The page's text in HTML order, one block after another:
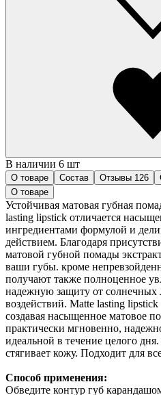
В наличии 6 шт
О товаре Состав Отзывы 126
О товаре
Устойчивая матовая губная
lasting lipstick отличается
ингредиентами формулой и
действием. Благодаря
матовой губной помады
ваши губы. кроме
получают также полноценное
надежную защиту от солнечных
воздействий. Matte lasting
создавая насыщенное матовое
практически мгновенно,
идеальной в течение целого
стягивает кожу. Подходит для
Способ применения:
Обведите контур губ